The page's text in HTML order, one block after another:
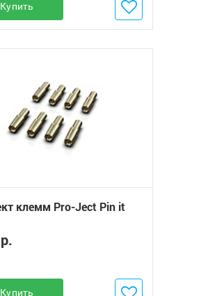
Купить
Добавить в избранное
клемм Pro-Ject Pin it
Купить
Добавить в избранное